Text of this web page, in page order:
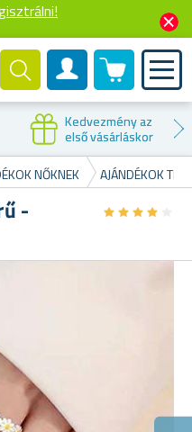
Felhasználók fiók
0 termék
Kedvezmény az
első vásárláskor
NŐKNEK AJÁNDÉKOK
-
★★★★
★★★★